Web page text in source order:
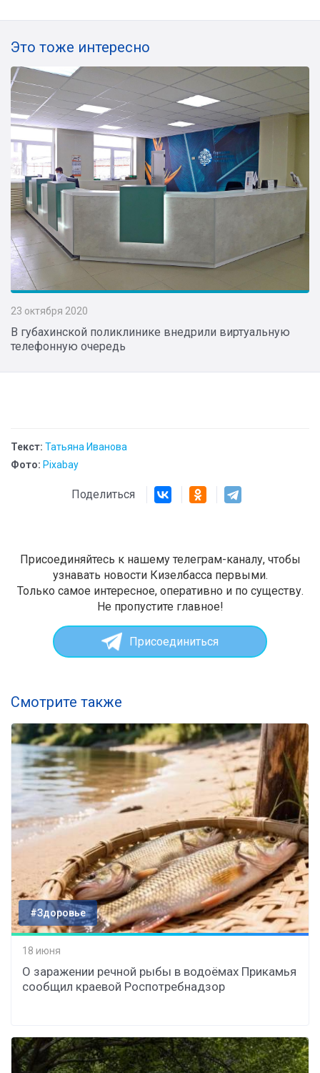
Это тоже интересно
23 октября 2020
В губахинской поликлинике внедрили виртуальную
телефонную очередь
Текст: Татьяна Иванова
Фото: Pixabay
Поделиться
Присоединяйтесь к нашему телеграм-каналу, чтобы
узнавать новости Кизелбасса первыми.
Только самое интересное, оперативно и по существу.
Не пропустите главное!
Присоединиться
Смотрите также
#Здоровье
18 июня
О заражении речной рыбы в водоёмах Прикамья
сообщил краевой Роспотребнадзор